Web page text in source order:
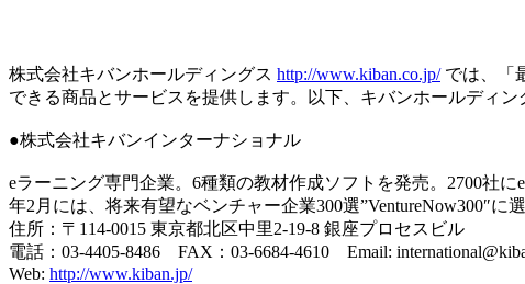
株式会社キバンホールディングス http://www.kiban.co.jp/では、「
できる商品とサービスを提供します。以下、キバンホールディン
●株式会社キバンインターナショナル
eラーニング専門企業。6種類の教材作成ソフトを発売。2700社
年2月には、将来有望なベンチャー企業300選”VentureNow300″に
住所：〒114-0015 東京都北区中里2-19-8 銀座プロセスビル
電話：03-4405-8486 FAX：03-6684-4610 Email:
Web: http://www.kiban.jp/